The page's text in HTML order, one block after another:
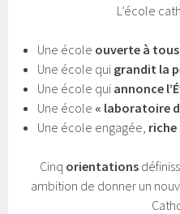
L’école
Une école ouverte à tous
Une école qui grandit la
Une école qui annonce
Une école « laboratoire
Une école engagée,
Cinq orientations
ambition de donner un